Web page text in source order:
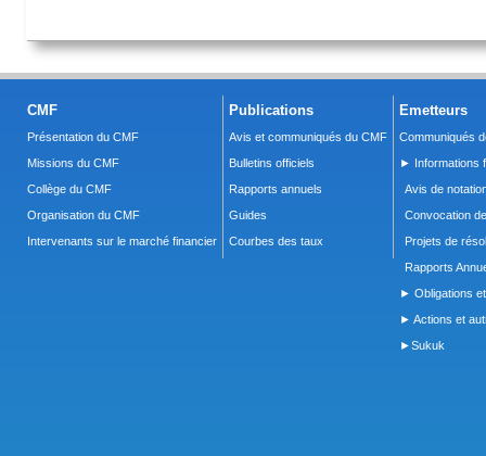
CMF
Présentation du CMF
Missions du CMF
Collège du CMF
Organisation du CMF
Intervenants sur le marché financier
Publications
Avis et communiqués du CMF
Bulletins officiels
Rapports annuels
Guides
Courbes des taux
Emetteurs
Communiqués
► Informations
Avis de
Convocation
Projets de
Rapports
► Obligations
► Actions et
►Sukuk